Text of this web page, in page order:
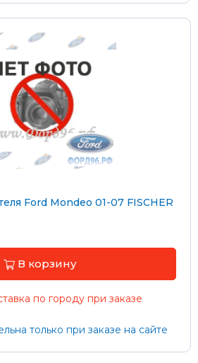
Ford Mondeo 01-07 FISCHER
В корзину
по городу при заказе
только при заказе на сайте